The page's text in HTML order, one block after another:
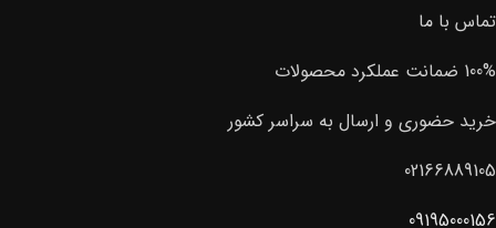
تماس با ما
100% ضمانت عملکرد محصولات
خرید حضوری و ارسال به سراسر کشور
02166889105
09195000156